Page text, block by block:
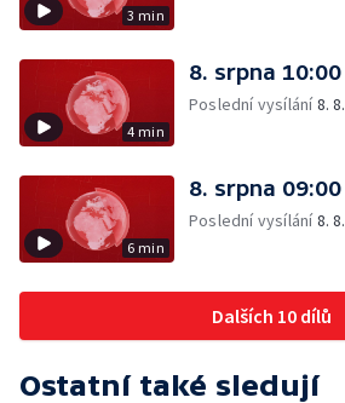
3 min
4 min
8. srpna 10:00
Poslední vysílání8.
6 min
8. srpna 09:00
Poslední vysílání8.
Dalších 10 dílů
Ostatní také sledují